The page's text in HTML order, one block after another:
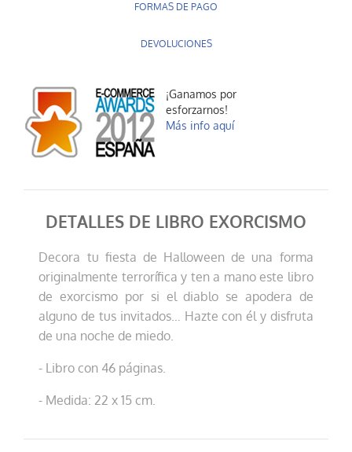
FORMAS DE PAGO
DEVOLUCIONES
¡Ganamos por
esforzarnos!
Más info aquí
DETALLES DE LIBRO EXORCISMO
Decora tu fiesta de Halloween de una forma
originalmente terrorífica y ten a mano este libro
de exorcismo por si el diablo se apodera de
alguno de tus invitados… Hazte con él y disfruta
de una noche de miedo.
- Libro con 46 páginas.
- Medida: 22 x 15 cm.